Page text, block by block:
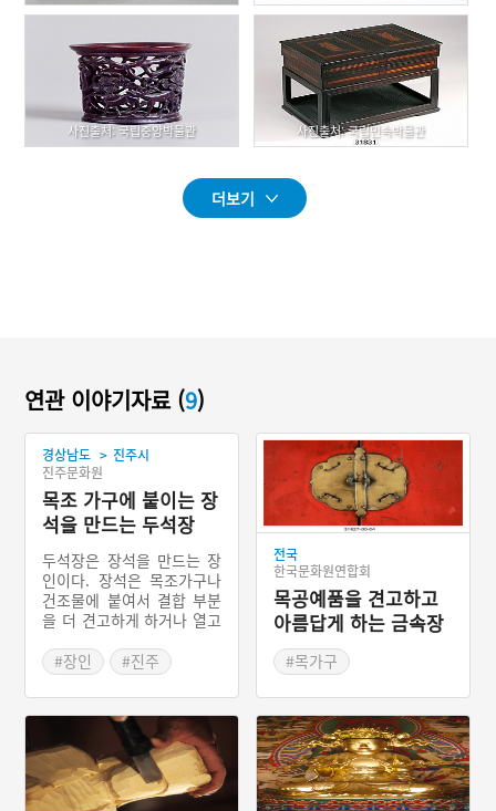
사진출처: 국립중앙박물관 사진출처: 국립민속박물관
더보기
연관 이야기자료 (9)
경상남도 > 진주시
진주문화원
목조 가구에 붙이는 장
석을 만드는 두석장
두석장은 장석을 만드는 장
인이다. 장석은 목조가구나
건조물에 붙여서 결합 부분
을 더 견고하게 하거나 열고
금속제을 일컫는 말이다. 우
리나라는 이미 통일신라시
대에 장석을 만드는 전문적
인 장인이 있었다. 장석은
다양한 문양의 형태로 만들
어지는데, 자손의 번창과 무
병장수, 부귀영화 등을 의미
한다.
#장인 #진주
전국
한국문화원연합회
목공예품을 견고하고
아름답게 하는 금속장
석#목가구